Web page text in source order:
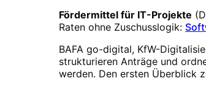
Fördermittel für IT-Projekte
Raten ohne Zuschusslogik:
BAFA go-digital, KfW-
strukturieren Anträge und
werden. Den ersten Überblick